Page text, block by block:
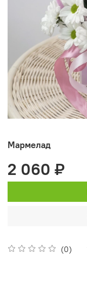
Мармелад
(0)
2 060 ₽